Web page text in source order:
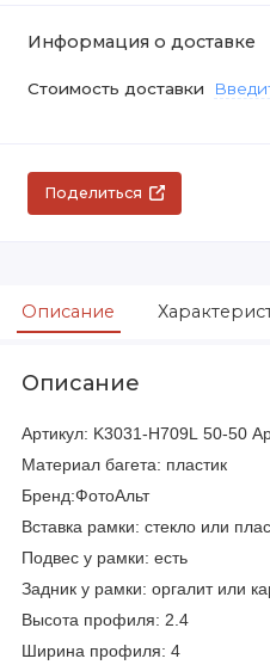
Информация о доставке
Стоимость доставки
Поделиться
Описание
Описание
Артикул: K3031-H709L 50-50
Материал багета: пластик
Бренд:ФотоАльт
Вставка рамки: стекло или
Подвес у рамки: есть
Задник у рамки: оргалит или
Высота профиля: 2.4
Ширина профиля: 4